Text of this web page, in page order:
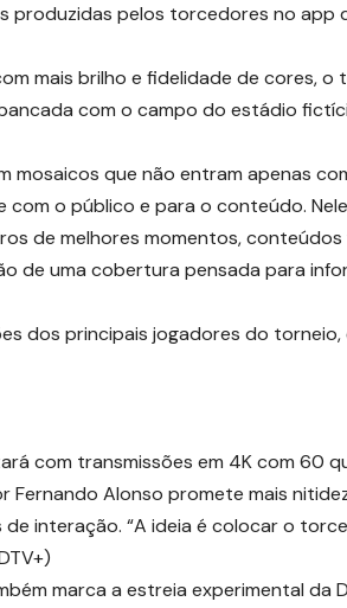
produzidas pelos torcedores no app
mais brilho e fidelidade de cores, o
com o campo do estádio
mosaicos que não entram apenas
o público e para o conteúdo.
de melhores momentos,
de uma cobertura pensada para
dos principais jogadores do torneio,
com transmissões em 4K com 60
Fernando Alonso promete mais
interação. “A ideia é colocar o
marca a estreia experimental da